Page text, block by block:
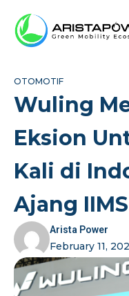
OTOMOTIF
Wuling
Eksion
Kali di
Ajang
Arista Power
February 11,